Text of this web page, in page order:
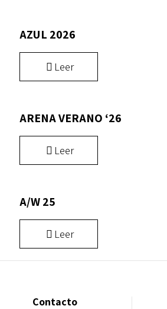
AZUL 2026
Leer
ARENA VERANO ‘26
Leer
A/W 25
Leer
Contacto